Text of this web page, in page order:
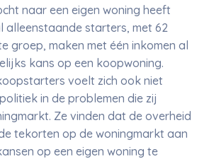
naar een eigen woning heeft
alleenstaande starters, met 62
groep, maken met één inkomen al
kans op een koopwoning.
voelt zich ook niet
in de problemen die zij
Ze vinden dat de overheid
tekorten op de woningmarkt aan
op een eigen woning te